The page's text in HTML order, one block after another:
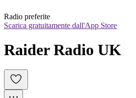
Radio preferite
Scarica gratuitamente dall'App Store
Raider Radio UK